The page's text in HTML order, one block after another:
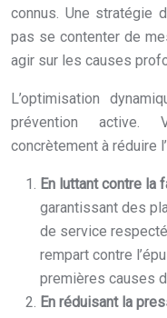
connus. Une stratégie
pas se contenter de
agir sur les causes
L’optimisation
prévention active.
concrètement à réduire
En luttant contre la
garantissant des
de service
rempart contre
premières causes
En réduisant la